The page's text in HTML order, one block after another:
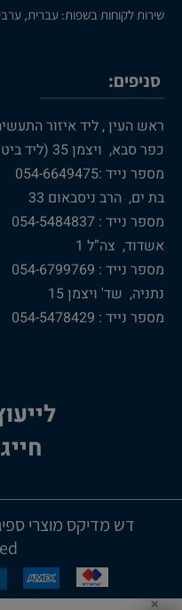
שירות לקוחות בשפות: עברית,
סניפים:
ראש העין , ליד איזור
כפר סבא, ויצמן 35 (ליד ביטוח לאומי)
מספר נייד :054-6649475
בת ים, הרב ניסבאום 33
מספר נייד : 054-5484837
אשדוד, צה”ל 1
מספר נייד : 054-6799769
נתניה, שד' ויצמן 15
מספר נייד : 054-5478429
חייגו
✕